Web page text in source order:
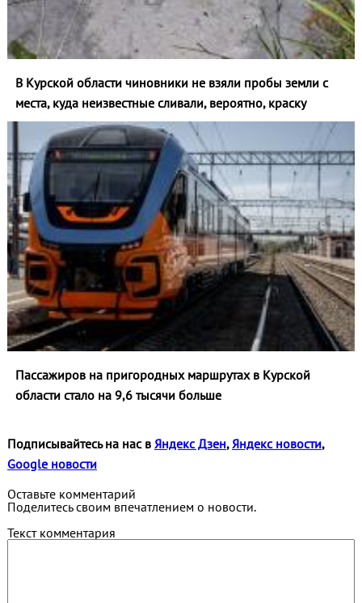
В Курской области чиновники не взяли пробы земли с
места, куда неизвестные сливали, вероятно, краску
Пассажиров на пригородных маршрутах в Курской
области стало на 9,6 тысячи больше
Подписывайтесь на нас в Яндекс Дзен,Яндекс новости,
Google новости
Оставьте комментарий
Поделитесь своим впечатлением о новости.
Текст комментария